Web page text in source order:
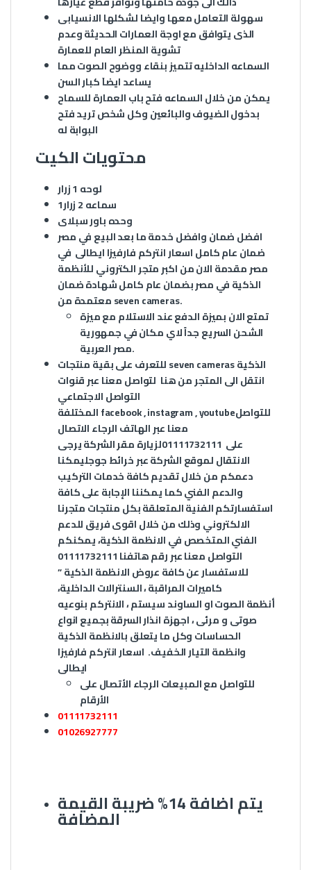
سهولة التعامل معها وايضا لشكلها الانسيابى
الذى يتوافق مع اوجة العمارات الحديثة وعدم
تشوية المنظر العام للعمارة
السماعه الداخليه تتميز بنقاء ووضوح الصوت مما
يمكن من خلال السماعه فتح باب العمارة للسماح
بدخول الضيوف والبائعين وكل شخص تريد فتح
البوابة له
محتويات الكيت
لوحه 1 زرار
وحده باور سبلاى
افضل ضمان وافضل خدمة ما بعد البيع في مصر
ضمان عام كاملاسعار انتركم فارفيزا ايطالى في
مصر مقدمة الان من اكبر متجر الكتروني للأنظمة
الذكية في مصر بضمان عام كامل شهادة ضمان
معتمدة من seven cameras.
تمتع الان بميزة الدفع عند الاستلام مع ميزة
الشحن السريع جداً لاي مكان في جمهورية
مصر العربية.
للتعرف على بقية منتجاتseven cameras
انتقل الى المتجر منهنا لتواصل معنا عبر قنوات
التواصل الاجتماعي
facebook,instagram,youtubeللتواصل
معنا عبر الهاتف الرجاء الاتصال
على 01111732111لزيارة مقر الشركة يرجى
الانتقال لموقع الشركة عبرخرائط جوجليمكنا
دعمكم من خلال تقديم كافة خدمات التركيب
والدعم الفني كما يمكننا الإجابة على كافة
استفسارتكم الفنية المتعلقة بكل منتجات متجرنا
الالكتروني وذلك من خلال اقوى فريق للدعم
الفني المتخصص في الانظمة الذكية، يمكنكم
التواصل معنا عبر رقم هاتفنا 01111732111
للاستفسار عن كافة عروض الانظمة الذكية ”
كاميرات المراقبة ، السنترالات الداخلية،
أنظمة الصوت او الساوند سيستم ، الانتركم بنوعيه
صوتى و مرئى ، اجهزة انذار السرقة بجميع انواع
الحساسات وكل ما يتعلق بالانظمة الذكية
وانظمة التيار الخفيف. اسعار انتركم فارفيزا
ايطالى
للتواصل مع المبيعات الرجاء الأتصال على
01111732111
01026927777
يتم اضافة 14% ضريبة القيمة
المضافة